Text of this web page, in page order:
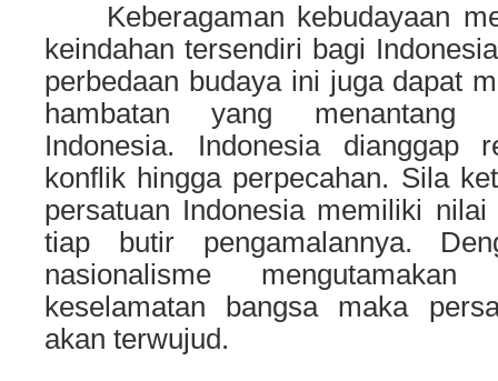
Keberagaman kebudayaan
keindahan tersendiri bagi
perbedaan budaya ini juga dapat
hambatan yang menantang
Indonesia. Indonesia dianggap
konflik hingga perpecahan. Sila
persatuan Indonesia memiliki
tiap butir pengamalannya.
nasionalisme
keselamatan bangsa maka
akan terwujud.